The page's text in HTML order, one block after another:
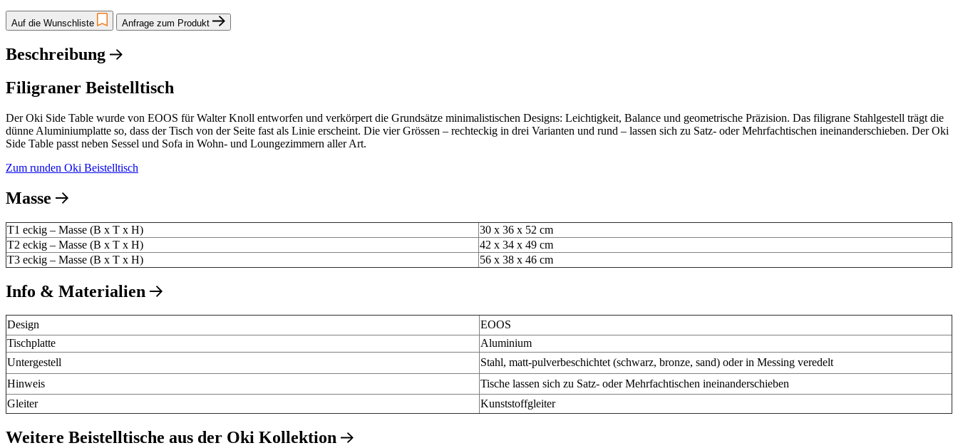
Auf die Wunschliste Anfrage zum Produkt
Beschreibung
Filigraner Beistelltisch
Der Oki Side Table wurde von EOOS für Walter Knoll entworfen und verkörpert die Grundsätze minimalistischen Designs: Leichtigkeit, Balance und geometrische Präzision. Das filigrane Stahlgestell trägt die
dünne Aluminiumplatte so, dass der Tisch von der Seite fast als Linie erscheint. Die vier Grössen – rechteckig in drei Varianten und rund – lassen sich zu Satz- oder Mehrfachtischen ineinanderschieben. Der Oki
Side Table passt neben Sessel und Sofa in Wohn- und Loungezimmern aller Art.
Zum runden Oki Beistelltisch
Masse
T1 eckig – Masse (B x T x H)
30 x 36 x 52 cm
T2 eckig – Masse (B x T x H)
42 x 34 x 49 cm
T3 eckig – Masse (B x T x H)
56 x 38 x 46 cm
Info & Materialien
Design
EOOS
Tischplatte
Aluminium
Untergestell
Stahl, matt-pulverbeschichtet (schwarz, bronze, sand) oder in Messing veredelt
Hinweis
Tische lassen sich zu Satz- oder Mehrfachtischen ineinanderschieben
Gleiter
Kunststoffgleiter
Weitere Beistelltische aus der Oki Kollektion